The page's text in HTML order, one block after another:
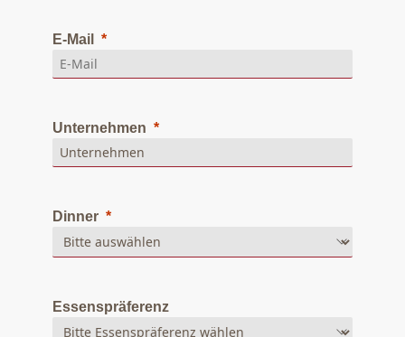
E-Mail
Unternehmen
Dinner
Essenspräferenz